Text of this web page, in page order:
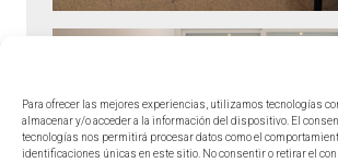
Para ofrecer las mejores experiencias, utilizamos tecnologías
almacenar y/o acceder a la información del dispositivo. El
tecnologías nos permitirá procesar datos como el
identificaciones únicas en este sitio. No consentir o retirar el